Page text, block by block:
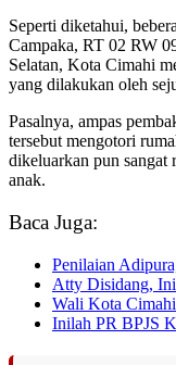
Seperti diketahui,
Campaka, RT 02 RW
Selatan, Kota Cimahi
yang dilakukan oleh
Pasalnya, ampas
tersebut mengotori
dikeluarkan pun sangat
anak.
Baca Juga:
Penilaian
Atty Disidang,
Wali Kota
Inilah PR BPJS